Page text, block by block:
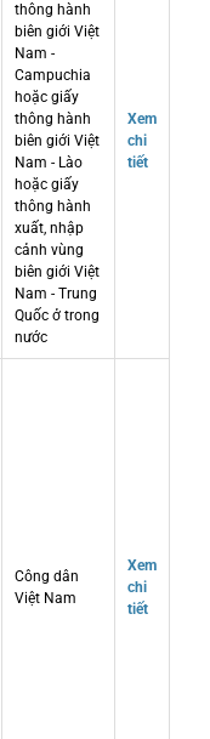
thông hành
biên giới Việt
Nam -
Campuchia
hoặc giấy
thông hành
biên giới Việt
Nam - Lào
hoặc giấy
thông hành
xuất, nhập
cảnh vùng
biên giới Việt
Nam - Trung
Quốc ở trong
nước
Xem
chi
tiết
Công dân
Việt Nam
Xem
chi
tiết